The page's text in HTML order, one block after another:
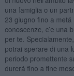
una famiglia o un
23 giugno fino a
conoscenze, c’e una
per te.
potrai sperare di una
periodo promettente
durerá fino a fine